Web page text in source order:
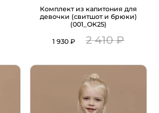
Комплект из капитония для
девочки (свитшот и брюки)
(001_ОК25)
1 930 ₽ 2 410 ₽